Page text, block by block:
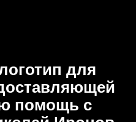
для
помощь с